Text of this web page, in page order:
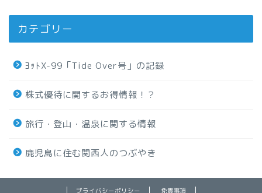
カテゴリー
ﾖｯﾄX-99「Tide Over号」の記録
株式優待に関するお得情報！？
旅行・登山・温泉に関する情報
鹿児島に住む関西人のつぶやき
プライバシーポリシー 免責事項